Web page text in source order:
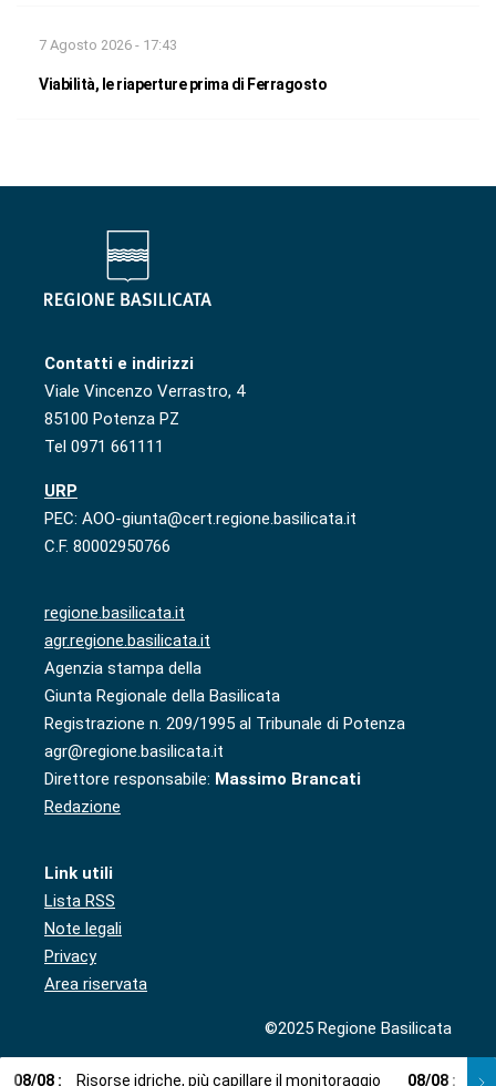
7 Agosto 2026 - 17:43
Viabilità, le riaperture prima di Ferragosto
Contatti e indirizzi
Viale Vincenzo Verrastro, 4
85100 Potenza PZ
Tel 0971 661111
URP
PEC: AOO-giunta@cert.regione.basilicata.it
C.F. 80002950766
regione.basilicata.it
agr.regione.basilicata.it
Agenzia stampa della
Giunta Regionale della Basilicata
Registrazione n. 209/1995 al Tribunale di Potenza
agr@regione.basilicata.it
Direttore responsabile: Massimo Brancati
Redazione
Link utili
Lista RSS
Note legali
Privacy
Area riservata
©2025 Regione Basilicata
08/08 : Risorse idriche, più capillare il monitoraggio 08/08 :